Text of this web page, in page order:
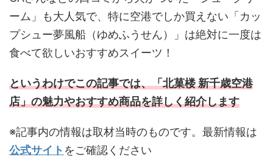
ーム」も大人気で、特に空港でしか買えない「カッ
プシュー夢風船（ゆめふうせん）」は絶対に一度は
食べて欲しいおすすめスイーツ！
というわけでこの記事では、「北菓楼 新千歳空港
店」の魅力やおすすめ商品を詳しく紹介します
※記事内の情報は取材当時のものです。最新情報は
公式サイト をご確認ください